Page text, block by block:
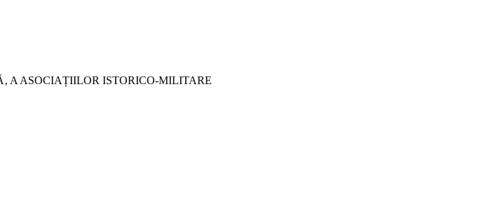
A ASOCIAȚIILOR ISTORICO-MILITARE